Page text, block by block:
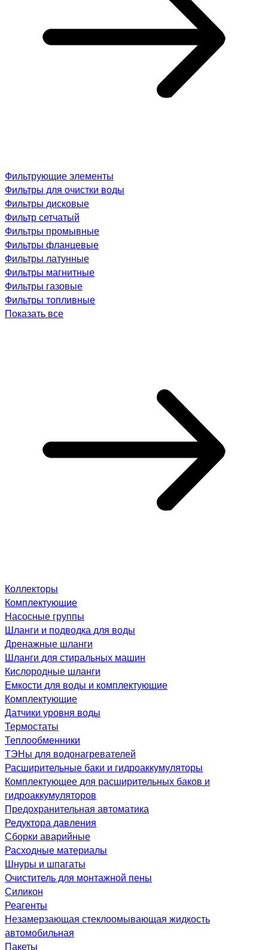
Фильтрующие элементы
Фильтры для очистки воды
Фильтры дисковые
Фильтр сетчатый
Фильтры промывные
Фильтры фланцевые
Фильтры латунные
Фильтры магнитные
Фильтры газовые
Фильтры топливные
Показать все
Коллекторы
Комплектующие
Насосные группы
Шланги и подводка для воды
Дренажные шланги
Шланги для стиральных машин
Кислородные шланги
Емкости для воды и комплектующие
Комплектующие
Датчики уровня воды
Термостаты
Теплообменники
ТЭНы для водонагревателей
Расширительные баки и гидроаккумуляторы
Комплектующее для расширительных баков и
гидроаккумуляторов
Предохранительная автоматика
Редуктора давления
Сборки аварийные
Расходные материалы
Шнуры и шпагаты
Очиститель для монтажной пены
Силикон
Реагенты
Незамерзающая стеклоомывающая жидкость
автомобильная
Пакеты